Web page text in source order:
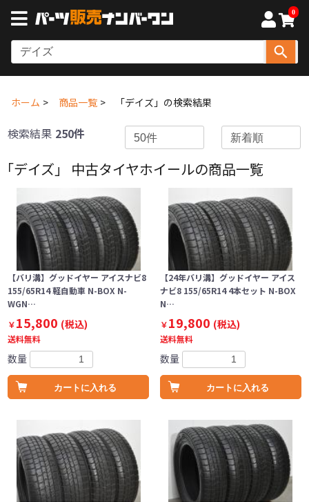
0
ホーム 商品一覧 「デイズ」の検索結果
検索結果 250件
「デイズ」 中古タイヤホイールの商品一覧
【バリ溝】グッドイヤー アイスナビ8
155/65R14 軽自動車 N-BOX N-
WGN…
￥15,800 (税込)
送料無料
数量
カートに入れる
【24年バリ溝】グッドイヤー アイス
ナビ8 155/65R14 4本セット N-BOX
N…
￥19,800 (税込)
送料無料
数量
カートに入れる